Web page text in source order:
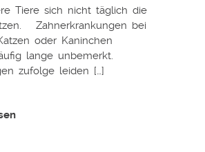
Tiere sich nicht täglich die
Zahnerkrankungen bei
oder Kaninchen
lange unbemerkt.
zufolge leiden […]